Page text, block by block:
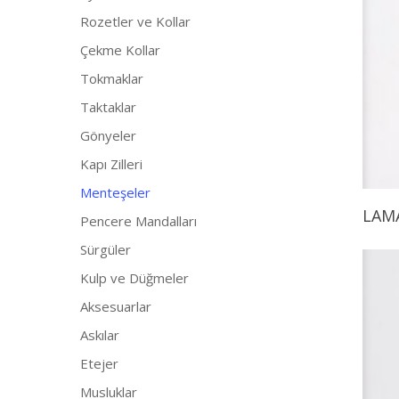
Rozetler ve Kollar
Çekme Kollar
Tokmaklar
Taktaklar
Gönyeler
Kapı Zilleri
Menteşeler
Pencere Mandalları
Sürgüler
Kulp ve Düğmeler
Aksesuarlar
Askılar
Etejer
Musluklar